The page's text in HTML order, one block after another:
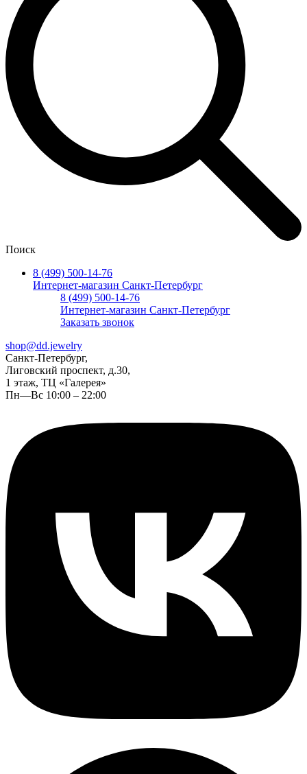
Поиск
8 (499) 500-14-76
Интернет-магазин Санкт-Петербург
8 (499) 500-14-76
Интернет-магазин Санкт-Петербург
Заказать звонок
shop@dd.jewelry
Санкт-Петербург,
Лиговский проспект, д.30,
1 этаж, ТЦ «Галерея»
Пн—Вс 10:00 – 22:00